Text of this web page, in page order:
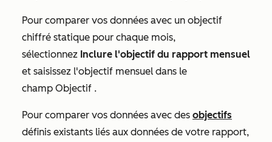
Pour comparer vos données avec un objectif
chiffré statique pour chaque mois,
sélectionnez Inclure l'objectif du rapport mensuel
et saisissez l'objectif mensuel dans le
champ Objectif .
Pour comparer vos données avec des objectifs
définis existants liés aux données de votre rapport,